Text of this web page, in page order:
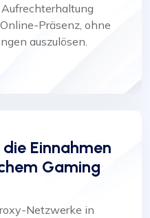
Präsenz, ohne
auszulösen.
Einnahmen
Gaming
Netzwerke in